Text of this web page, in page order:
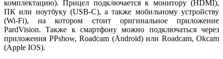
комплектацию). Прицел подключается к монитору (HDMI),
ПК или ноутбуку (USB-C), а также мобильному устройству
(Wi-Fi), на котором стоит оригинальное приложение
PardVision. Также к смартфону можно подключаться через
приложения PPshow, Roadcam (Android) или Roadcam, Okcam
(Apple IOS).